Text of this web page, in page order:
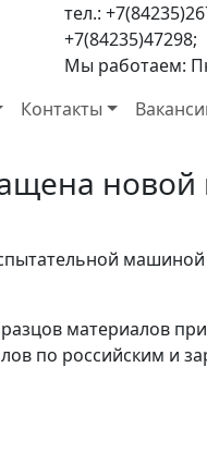
тел.:
+7(84235)47298;
Мы работаем:
Контакты
материалов
по российским и